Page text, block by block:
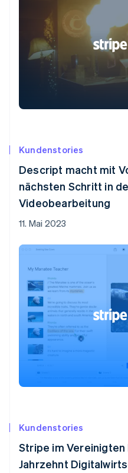
Kundenstories
Descript macht mit
nächsten Schritt in
Videobearbeitung
11. Mai 2023
Kundenstories
Stripe im Vereinigten
Jahrzehnt